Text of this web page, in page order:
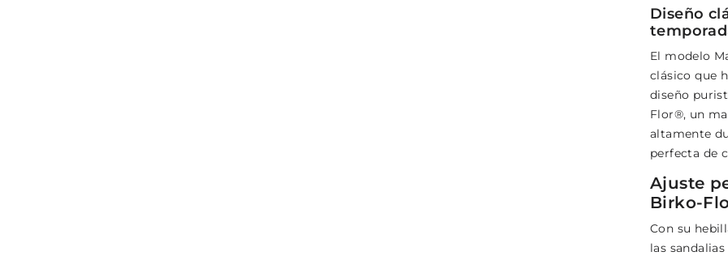
Diseño
El modelo
clásico que
diseño
Flor®, un
altamente
perfecta de
Ajuste
Birko-
Con su
las